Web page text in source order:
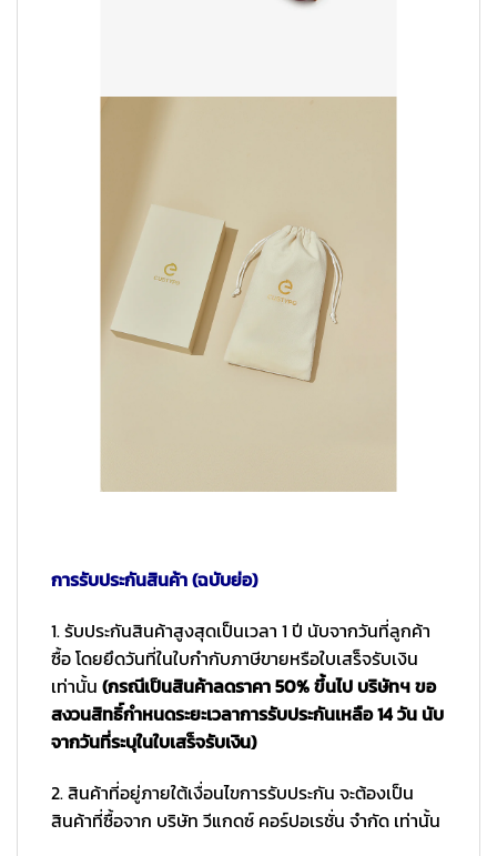
การรับประกันสินค้า (ฉบับย่อ)
1. รับประกันสินค้าสูงสุดเป็นเวลา 1 ปี นับจากวันที่ลูกค้า
ซื้อ โดยยึดวันที่ในใบกำกับภาษีขายหรือใบเสร็จรับเงิน
เท่านั้น (กรณีเป็นสินค้าลดราคา 50% ขึ้นไป บริษัทฯ ขอ
สงวนสิทธิ์กำหนดระยะเวลาการรับประกันเหลือ 14 วัน นับ
จากวันที่ระบุในใบเสร็จรับเงิน)
2. สินค้าที่อยู่ภายใต้เงื่อนไขการรับประกัน จะต้องเป็น
สินค้าที่ซื้อจาก บริษัท วีแกดซ์ คอร์ปอเรชั่น จำกัด เท่านั้น